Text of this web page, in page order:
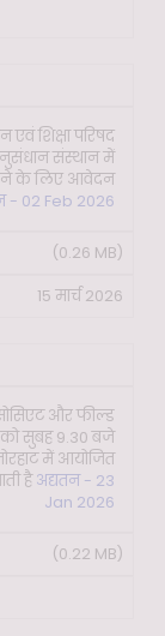
एवं शिक्षा परिषद
संस्थान में
के लिए आवेदन
- 02 Feb 2026
(0.26 MB)
15 मार्च 2026
और फील्ड
को सुबह 9.30 बजे
में आयोजित
हैअद्यतन - 23
Jan 2026
(0.22 MB)